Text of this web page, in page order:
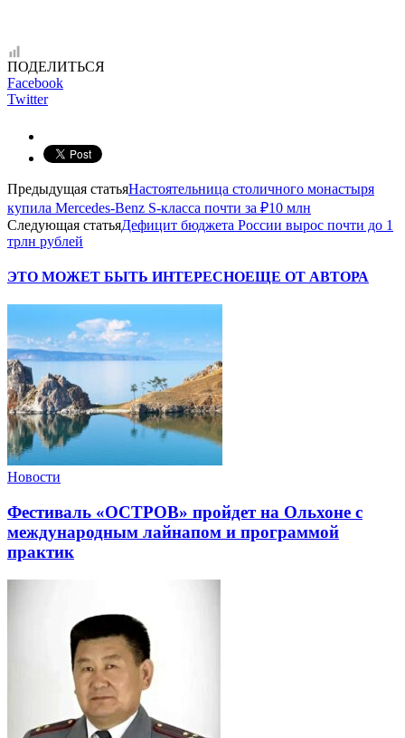
ПОДЕЛИТЬСЯ
Facebook
Twitter
Предыдущая статьяНастоятельница столичного монастыря
купила Mercedes-Benz S-класса почти за ₽10 млн
Следующая статьяДефицит бюджета России вырос почти до 1
трлн рублей
ЭТО МОЖЕТ БЫТЬ ИНТЕРЕСНОЕЩЕ ОТ АВТОРА
Новости
Фестиваль «ОСТРОВ» пройдет на Ольхоне с
международным лайнапом и программой
практик